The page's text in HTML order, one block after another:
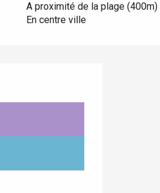
A proximité de la plage (400m)
En centre ville